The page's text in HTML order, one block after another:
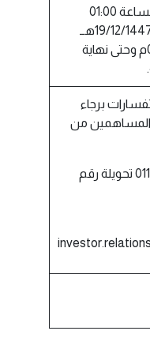
غير العادية بدءاً من الساعة 01:00
صبـــــاح يوم الجمعة 19/12/1447هــ
الموافق 05/06/2026م وحتى نهاية
برجاء
المساهمين من
هاتف رقم: 0114623260 تحويلة رقم